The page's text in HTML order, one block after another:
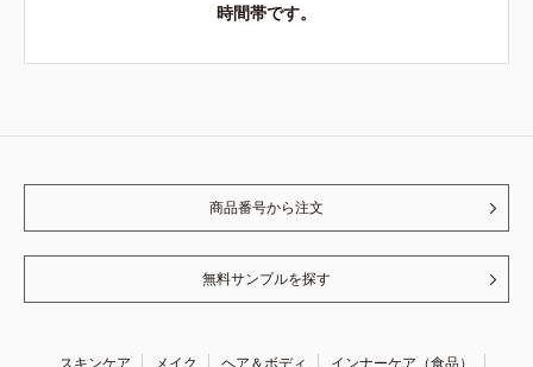
時間帯です。
商品番号から注文
無料サンプルを探す